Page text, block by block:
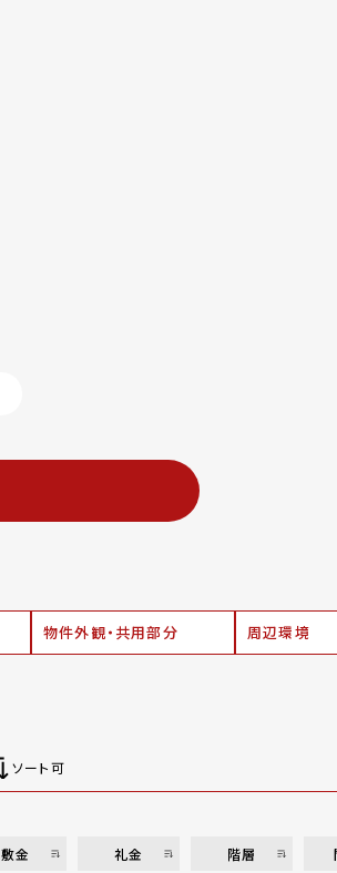
物件外観・共用部分 周辺環境
ソート可
敷金 礼金 階層